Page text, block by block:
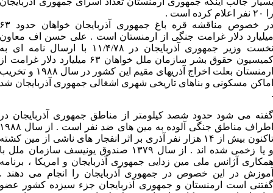
را ۲۰ نفر اعلام کرده است .
در خصوص مناقشه قره باغ جمهوری آذربایجان خواهان حدود ۶۳
میلیارد دلار غرامت جنگی از ارمنستان است . علی حسن اف معاون
نخست وزیر جمهوری آذربایجان در ۱۱/۴/۷۸ با ارسال نامه ای به
کمیسیون حقوق بشر سازمان ملل خواهان ۶۳ میلیارد دلار غرامت از
ارمنستان بعلت اخراج آذریهای مقیم این کشور در سال ۱۹۸۸ و تخریب
اماکن مسکونی و بناهای تاریخی شهری اشغالی جمهوری آذربایجان شد
.
گفته می شود حدود شصد کیلومتر از مناطق جمهوری آذربایجان در
اطراف مناطق جنگی آلوده به مین های ضد نفر است . از سال ۱۹۸۸
تاکنون بیش از ۱۴ هزار نفر آذری بر اثر انفجار های ناشی از مین کشته
و یا زخمی شده اند . از سال ۱۳۷۹ صندوق یونیسف سازمان ملل با
همکاری آژانس ملی مین زدایی جمهوری آذربایجان و امریکا ، برنامه
آموزش در این خصوص در جمهوری آذربایجان را انجام می دهند .
گفتنی است ارمنستان و جمهوری آذربایجان جزء سیزده کشور عضو